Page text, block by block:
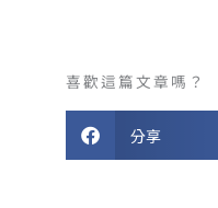
喜歡這篇文章嗎？
分享